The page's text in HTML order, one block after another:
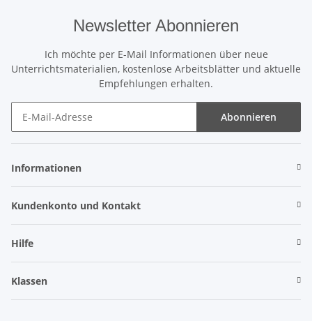
Newsletter Abonnieren
Ich möchte per E-Mail Informationen über neue
Unterrichtsmaterialien, kostenlose Arbeitsblätter und aktuelle
Empfehlungen erhalten.
Abonnieren
Informationen
Kundenkonto und Kontakt
Hilfe
Klassen